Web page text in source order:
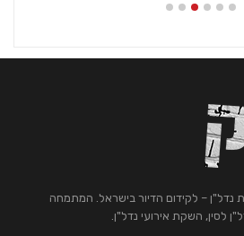
נדל"ן – לקידום הדיור בישראל. המתמחה
לסין, השקת אירועי נדל"ן.